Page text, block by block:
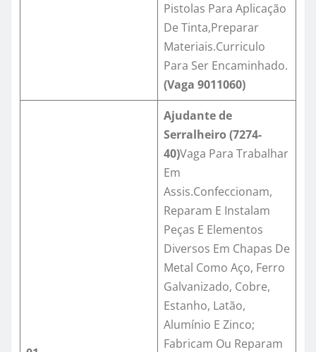
Pistolas Para Aplicação
De Tinta,Preparar
Materiais.Curriculo
Para Ser Encaminhado.
(Vaga 9011060)
Ajudante de
Serralheiro (7274-
40)Vaga Para Trabalhar
Em
Assis.Confeccionam,
Reparam E Instalam
Peças E Elementos
Diversos Em Chapas De
Metal Como Aço, Ferro
Galvanizado, Cobre,
Estanho, Latão,
Alumínio E Zinco;
Fabricam Ou Reparam